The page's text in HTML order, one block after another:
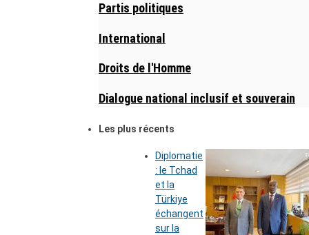
Partis politiques
International
Droits de l'Homme
Dialogue national inclusif et souverain
Les plus récents
Diplomatie
: le Tchad
et la
Türkiye
échangent
sur la